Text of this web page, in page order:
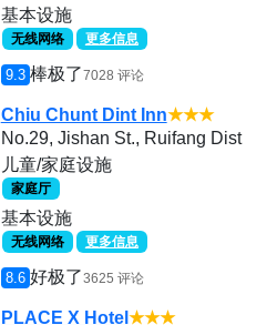
基本设施
无线网络 更多信息
9.3 棒极了7028 评论
Chiu Chunt Dint Inn★★★
No.29, Jishan St., Ruifang Dist
儿童/家庭设施
家庭厅
基本设施
无线网络 更多信息
8.6 好极了3625 评论
PLACE X Hotel ★★★